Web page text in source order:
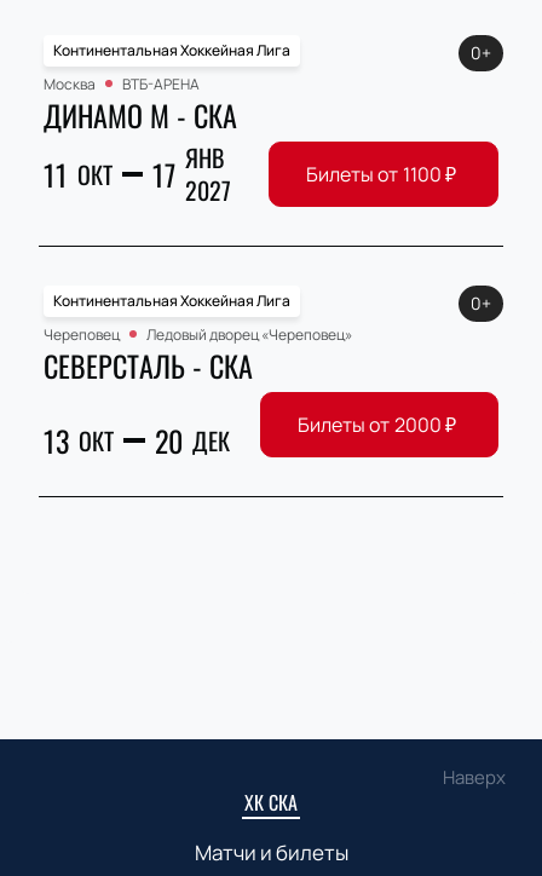
Континентальная Хоккейная Лига
Москва
ВТБ-АРЕНА
ДИНАМО М - СКА
11 ОКТ 17 ЯНВ
2027
0+
Билеты от 1100₽
Континентальная Хоккейная Лига
Череповец
Ледовый дворец «Череповец»
СЕВЕРСТАЛЬ - СКА
13 ОКТ 20 ДЕК
0+
Билеты от2000₽
Наверх
ХК СКА
Матчи и билеты